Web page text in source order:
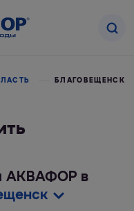
БЛАГОВЕЩЕНСК
АКВАФОР в